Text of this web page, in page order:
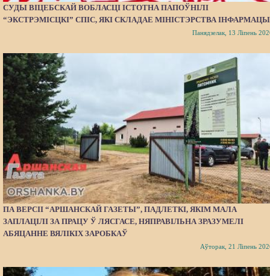
СУДЫ ВІЦЕБСКАЙ ВОБЛАСЦІ ІСТОТНА ПАПОЎНІЛІ
“ЭКСТРЭМІСЦКІ” СПІС, ЯКІ СКЛАДАЕ МІНІСТЭРСТВА
Панядзелак, 13 Ліпень
ПА ВЕРСІІ “АРШАНСКАЙ ГАЗЕТЫ”, ПАДЛЕТКІ, ЯКІМ МАЛА
ЗАПЛАЦІЛІ ЗА ПРАЦУ Ў ЛЯСГАСЕ, НЯПРАВІЛЬНА ЗРАЗУМЕЛІ
АБЯЦАННЕ ВЯЛІКІХ ЗАРОБКАЎ
Аўторак, 21 Ліпень